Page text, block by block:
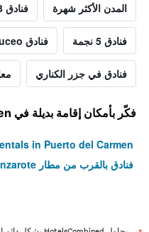
المدن الأكثر شهرة فنادق 3 نجمة
فنادق 5 نجمة فنادق Lanzarote Buceo الرائجة
فنادق في جزر الكناري
فكّر بأمكان إقامة بديلة في Puerto del Carmen
in Puerto del Carmen
فنادق بالقرب من مطار Lanzarote